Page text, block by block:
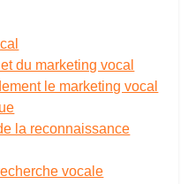
du marketing vocal
le marketing vocal
la reconnaissance
vocale